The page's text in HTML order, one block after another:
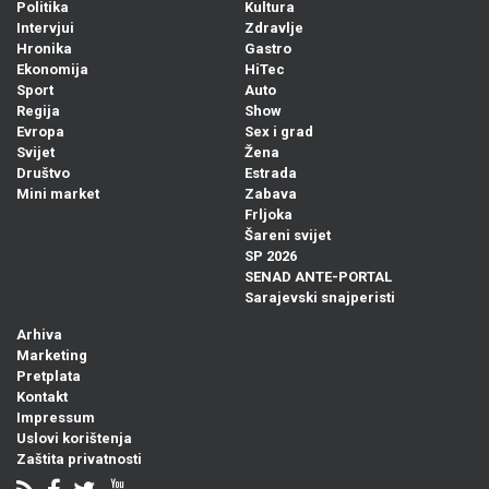
Politika
Intervjui
Hronika
Ekonomija
Sport
Regija
Evropa
Svijet
Društvo
Mini market
Kultura
Zdravlje
Gastro
HiTec
Auto
Show
Sex i grad
Žena
Estrada
Zabava
Frljoka
Šareni svijet
SP 2026
SENAD ANTE-PORTAL
Sarajevski snajperisti
Arhiva
Marketing
Pretplata
Kontakt
Impressum
Uslovi korištenja
Zaštita privatnosti